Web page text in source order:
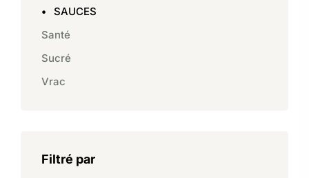
SAUCES
Santé
Sucré
Vrac
Filtré par